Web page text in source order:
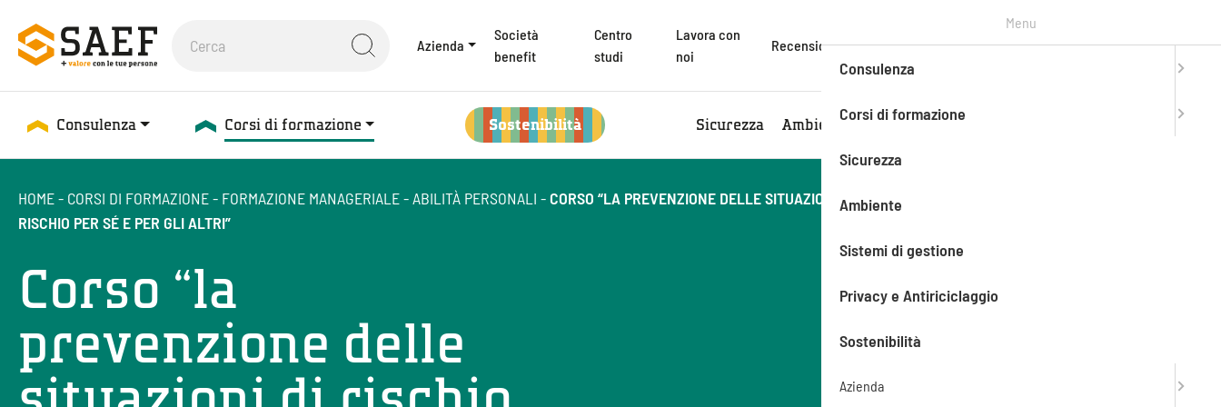
Azienda
Società
benefit
Centro
studi
Lavora con
noi
Recensioni Contatti Entra inmySAEF
Consulenza Corsi di formazione Sostenibilità Sicurezza Ambiente Sistemi di gestione
HOME- CORSI DI FORMAZIONE- FORMAZIONE MANAGERIALE-ABILITÀ PERSONALI -CORSO “LA PREVENZIONE DELLE SITUAZIONI DI
RISCHIO PER SÉ E PER GLI ALTRI”
Corso “la
prevenzione delle
Aula (In presenza), Videoconferenza
Menu
Consulenza
Corsi di formazione
Sicurezza
Ambiente
Sistemi di gestione
Privacy e Antiriciclaggio
Sostenibilità
Azienda